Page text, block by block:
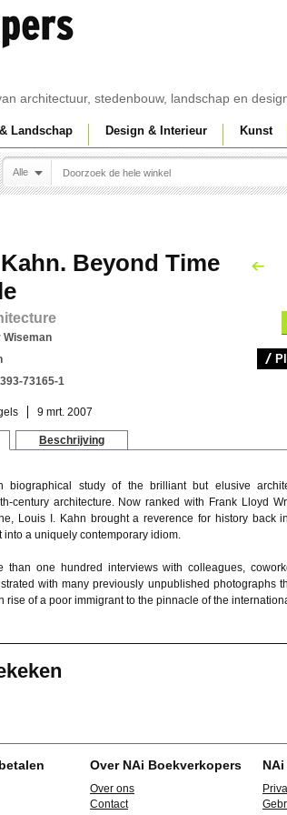
architectuur, stedenbouw, landschap en
Landschap Design & Interieur Kunst
Alle
Beyond Time
Wiseman
73165-1
9 mrt. 2007
Beschrijving
biographical study of the brilliant but elusive
century architecture. Now ranked with Frank Lloyd
Louis I. Kahn brought a reverence for history back
into a uniquely contemporary idiom.
than one hundred interviews with colleagues,
with many previously unpublished photographs
rise of a poor immigrant to the pinnacle of the
Over NAi Boekverkopers
Over ons
Contact